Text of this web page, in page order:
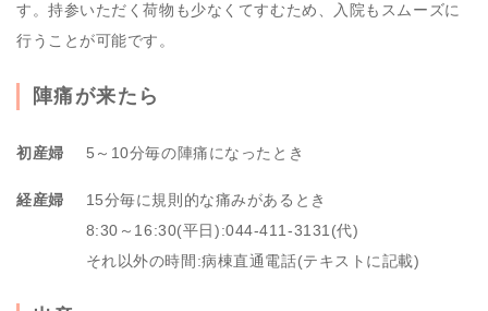
す。持参いただく荷物も少なくてすむため、入院もスムーズに
行うことが可能です。
陣痛が来たら
初産婦 5～10分毎の陣痛になったとき
経産婦
15分毎に規則的な痛みがあるとき
8:30～16:30(平日):044-411-3131(代)
それ以外の時間:病棟直通電話(テキストに記載)